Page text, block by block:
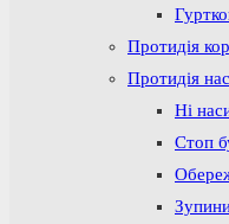
Протидія
Протидія
Ні
Стоп